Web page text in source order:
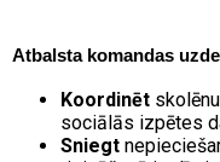
Atbalsta komandas
Koordinēt
sociālās izpētes
Sniegt